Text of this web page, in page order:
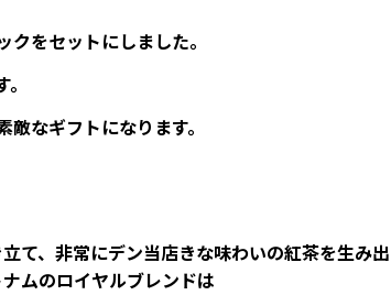
をセットにしました。
なギフトになります。
て、非常にデン当店きな味わいの紅茶を生み
ムのロイヤルブレンドは